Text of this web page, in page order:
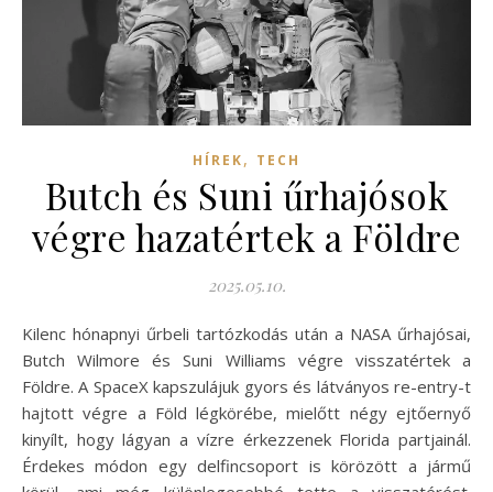
HÍREK, TECH
Butch és Suni űrhajósok
végre hazatértek a Földre
2025.05.10.
Kilenc hónapnyi űrbeli tartózkodás után a NASA űrhajósai,
Butch Wilmore és Suni Williams végre visszatértek a
Földre. A SpaceX kapszulájuk gyors és látványos re-entry-t
hajtott végre a Föld légkörébe, mielőtt négy ejtőernyő
kinyílt, hogy lágyan a vízre érkezzenek Florida partjainál.
Érdekes módon egy delfincsoport is körözött a jármű